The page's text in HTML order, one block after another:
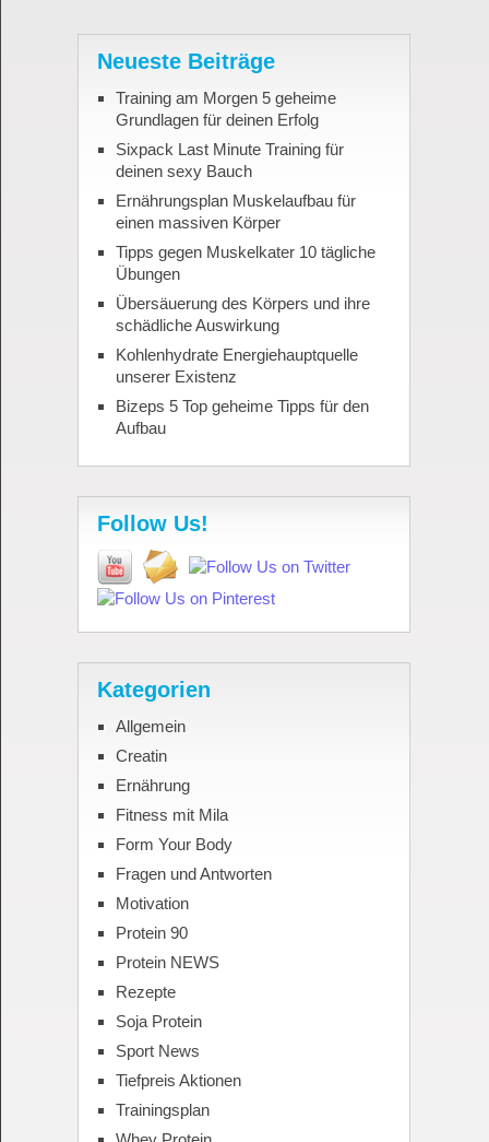
Neueste Beiträge
Training am Morgen 5 geheime
Grundlagen für deinen Erfolg
Sixpack Last Minute Training für
deinen sexy Bauch
Ernährungsplan Muskelaufbau für
einen massiven Körper
Tipps gegen Muskelkater 10 tägliche
Übungen
Übersäuerung des Körpers und ihre
schädliche Auswirkung
Kohlenhydrate Energiehauptquelle
unserer Existenz
Bizeps 5 Top geheime Tipps für den
Aufbau
Follow Us!
Kategorien
Allgemein
Creatin
Ernährung
Fitness mit Mila
Form Your Body
Fragen und Antworten
Motivation
Protein 90
Protein NEWS
Rezepte
Soja Protein
Sport News
Tiefpreis Aktionen
Trainingsplan